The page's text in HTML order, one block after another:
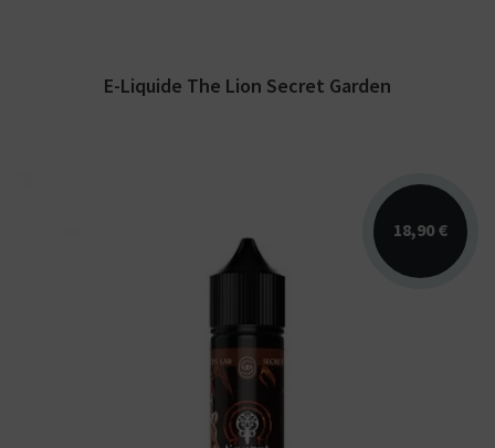
E-Liquide The Lion Secret Garden
18,90 €